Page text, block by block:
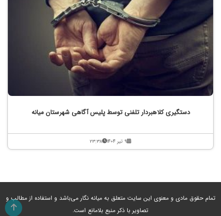
دستگیری کلاهبردار تلفنی توسط پلیس آگاهی شهرستان میانه
۹ تیر ۱۴۰۴ ۲۳:۳۸
تمام حقوق مادی و معنوی این سایت متعلق به میانه نگار می‌باشد و استفاده از مطالب و
تصاویر با ذکر منبع بلامانع است.